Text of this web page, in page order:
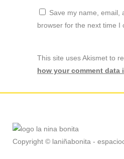
Save my name, email,
browser for the next time I
This site uses Akismet to
how your comment data
Copyright © laniñabonita -